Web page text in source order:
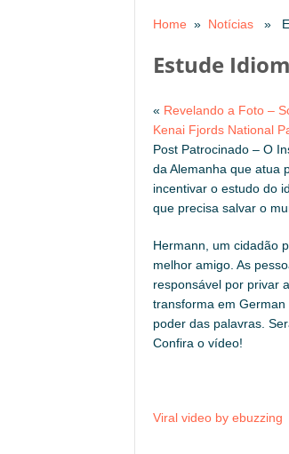
Home » Notícias »
Estude
« Revelando a Foto –
Kenai Fjords National
Post Patrocinado – O
da Alemanha que atua
incentivar o estudo do
que precisa salvar o
Hermann, um cidadão
melhor amigo. As
responsável por privar
transforma em
poder das palavras.
Confira o vídeo!
Viral video by ebuzzing